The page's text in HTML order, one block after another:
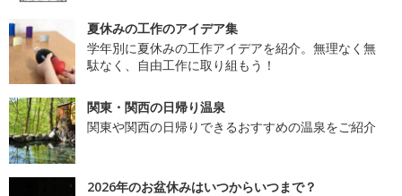
夏休みの工作のアイデア集
学年別に夏休みの工作アイデアを紹介。無理なく無
駄なく、自由工作に取り組もう！
関東・関西の日帰り温泉
関東や関西の日帰りできるおすすめの温泉をご紹介
2026年のお盆休みはいつからいつまで？